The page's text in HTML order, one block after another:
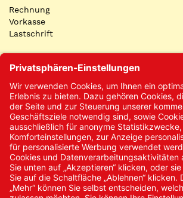
Rechnung
Vorkasse
Lastschrift
Kontakt
Kontakt/Anfrage
Neukundenanmeldung
Kennwort vergessen